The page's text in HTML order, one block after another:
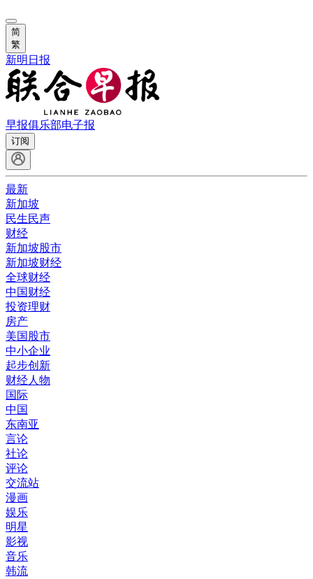
简
繁
新明日报
早报俱乐部电子报
订阅
最新
新加坡
民生民声
财经
新加坡股市
新加坡财经
全球财经
中国财经
投资理财
房产
美国股市
中小企业
起步创新
财经人物
国际
中国
东南亚
言论
社论
评论
交流站
漫画
娱乐
明星
影视
音乐
韩流